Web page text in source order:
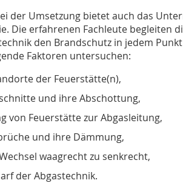
der Umsetzung bietet auch das
Die erfahrenen Fachleute begleiten
den Brandschutz in jedem
Faktoren untersuchen:
der Feuerstätte(n),
und ihre Abschottung,
von Feuerstätte zur Abgasleitung,
und ihre Dämmung,
waagrecht zu senkrecht,
der Abgastechnik.